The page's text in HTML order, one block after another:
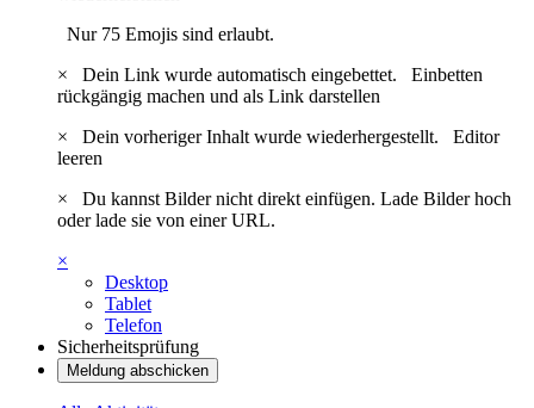
Nur 75 Emojis sind erlaubt.
×
Dein Link wurde automatisch eingebettet. Einbetten
rückgängig machen und als Link darstellen
×
Dein vorheriger Inhalt wurde wiederhergestellt. Editor
leeren
×
Du kannst Bilder nicht direkt einfügen. Lade Bilder hoch
oder lade sie von einer URL.
×
Desktop
Tablet
Telefon
Sicherheitsprüfung
Meldung abschicken